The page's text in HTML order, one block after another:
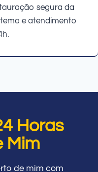
segura da
e atendimento
Horas
Mim
de mim com